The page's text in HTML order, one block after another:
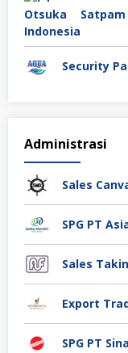
Security
Administrasi
Sales
SPG PT
SPG PT